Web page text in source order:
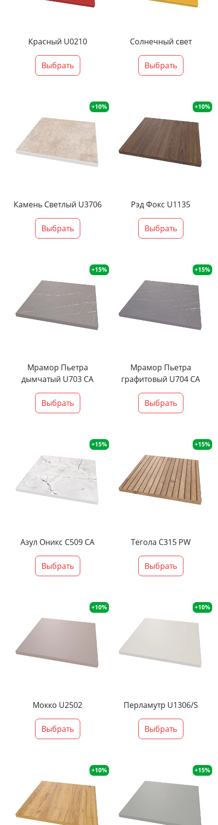
Красный U0210
Выбрать
Солнечный свет
Выбрать
+10%
Камень Светлый U3706
Выбрать
+10%
Рэд Фокс U1135
Выбрать
+15%
Мрамор Пьетра
дымчатый U703 CA
Выбрать
+15%
Мрамор Пьетра
графитовый U704 CA
Выбрать
+15%
Азул Оникс С509 СА
Выбрать
+15%
Тегола С315 PW
Выбрать
+10%
Мокко U2502
Выбрать
+10%
Перламутр U1306/S
Выбрать
+10% +15%